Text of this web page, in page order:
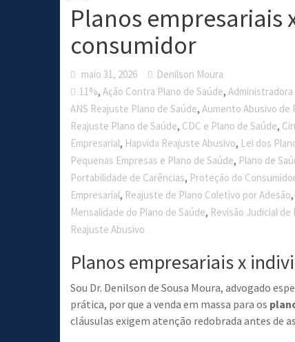
Planos empresariais
consumidor
maio 31, 2026
Denilson Moura
11%, Ação Contra Plano de Saúde,
ANS Reajuste Plano de Saúde, Aumento Abusivo de
Reajuste Plano de Saúde, CDC e Plano de Saúde,
Empresarial, Hapvida Reajuste Abusivo, Lei dos
Pequenas Empresas e Plano de Saúde, Plano de
Portabilidade de Carências, Proteção do
Empresarial, Reajuste de Plano Coletivo por Adesão,
Mensalidade do Plano de Saúde, Revisão Judicial de
Reajuste Abusivo
Planos empresariais x
Sou Dr. Denilson de Sousa Moura, advogado
prática, por que a venda em massa para os
cláusulas exigem atenção redobrada antes de